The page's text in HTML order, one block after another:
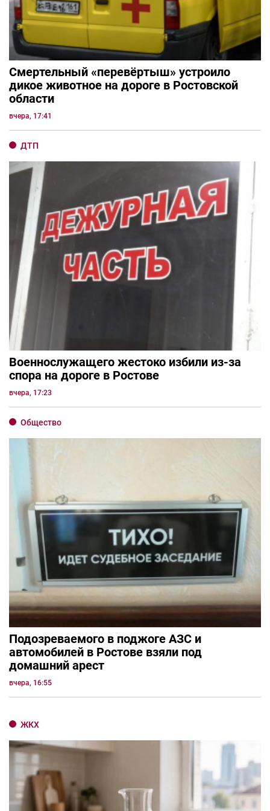
Смертельный «перевёртыш» устроило
дикое животное на дороге в Ростовской
области
вчера, 17:41
ДТП
Военнослужащего жестоко избили из-за
спора на дороге в Ростове
вчера, 17:23
Общество
Подозреваемого в поджоге АЗС и
автомобилей в Ростове взяли под
домашний арест
вчера, 16:55
ЖКХ